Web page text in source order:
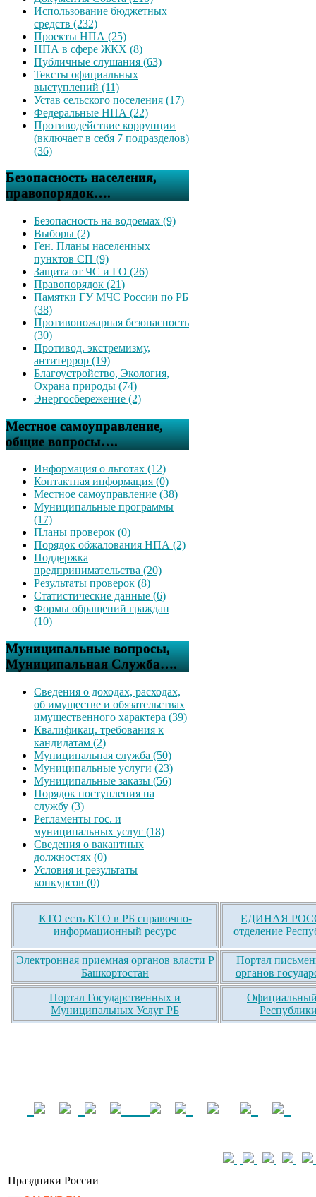
Использование бюджетных
средств (232)
Проекты НПА (25)
НПА в сфере ЖКХ (8)
Публичные слушания (63)
Тексты официальных
выступлений (11)
Устав сельского поселения (17)
Федеральные НПА (22)
Противодействие коррупции
(включает в себя 7 подразделов)
(36)
Безопасность населения,
правопорядок….
Безопасность на водоемах (9)
Выборы (2)
Ген. Планы населенных
пунктов СП (9)
Защита от ЧС и ГО (26)
Правопорядок (21)
Памятки ГУ МЧС России по РБ
(38)
Противопожарная безопасность
(30)
Противод. экстремизму,
антитеррор (19)
Благоустройство, Экология,
Охрана природы (74)
Энергосбережение (2)
Местное самоуправление,
общие вопросы….
Информация о льготах (12)
Контактная информация (0)
Местное самоуправление (38)
Муниципальные программы
(17)
Планы проверок (0)
Порядок обжалования НПА (2)
Поддержка
предпринимательства (20)
Результаты проверок (8)
Статистические данные (6)
Формы обращений граждан
(10)
Муниципальные вопросы,
Муниципальная Служба….
Сведения о доходах, расходах,
об имуществе и обязательствах
имущественного характера (39)
Квалификац. требования к
кандидатам (2)
Муниципальная служба (50)
Муниципальные услуги (23)
Муниципальные заказы (56)
Порядок поступления на
службу (3)
Регламенты гос. и
муниципальных услуг (18)
Сведения о вакантных
должностях (0)
Условия и результаты
конкурсов (0)
КТО есть КТО в РБ справочно-
информационный ресурс
ЕДИНАЯ
отделение
Электронная приемная органов власти Р
Башкортостан
Портал
органов
Портал Государственных и
Муниципальных Услуг РБ
Официальный
Праздники России